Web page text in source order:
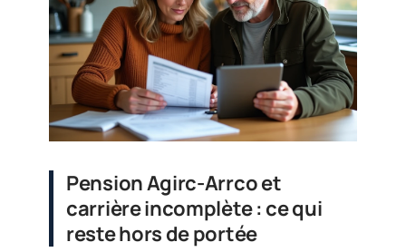
Pension Agirc-Arrco et
carrière incomplète : ce qui
reste hors de portée